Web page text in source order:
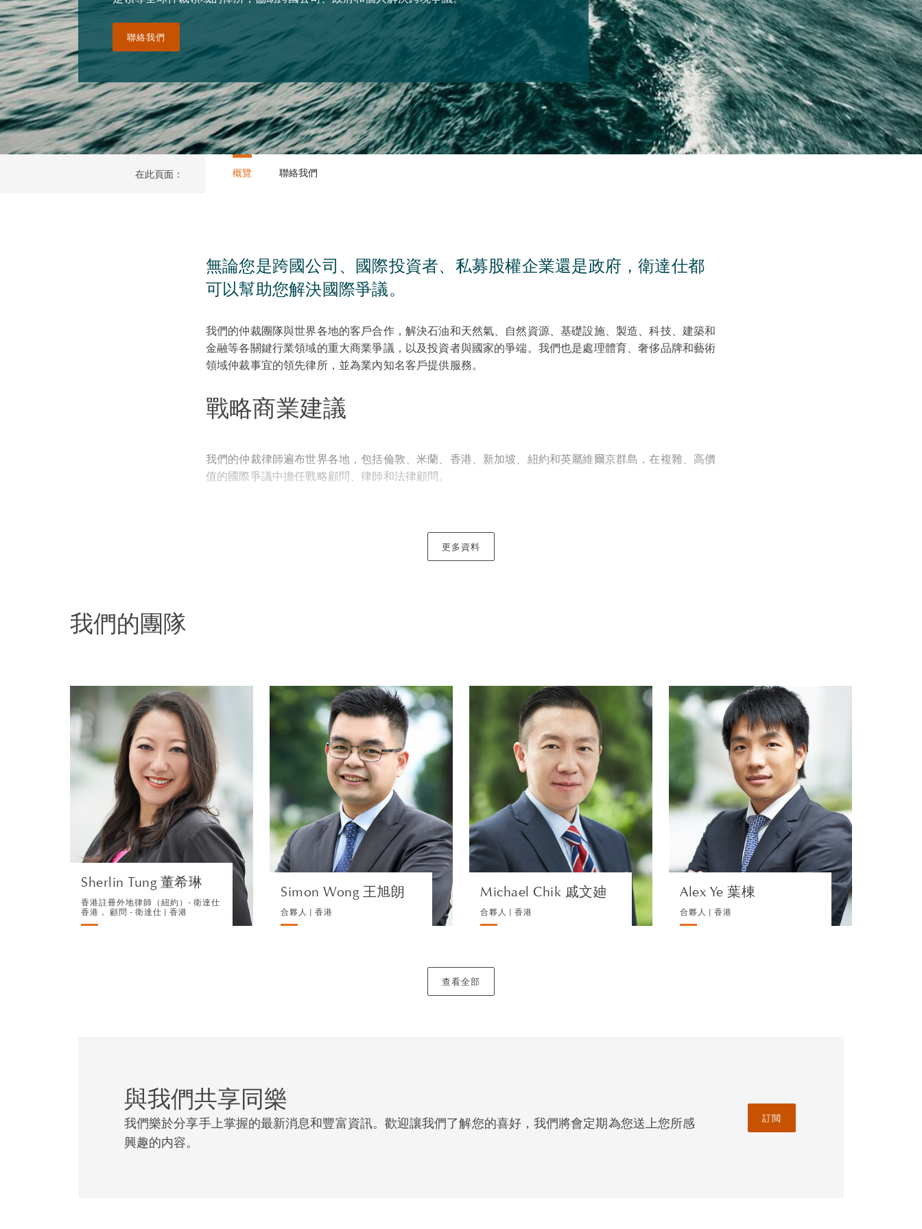
聯絡我們
在此頁面： 概覽 聯絡我們
無論您是跨國公司、國際投資者、私募股權企業還是政府，衛達仕都
可以幫助您解決國際爭議。
我們的仲裁團隊與世界各地的客戶合作，解決石油和天然氣、自然資源、基礎設施、製造、科技、建築和
金融等各關鍵行業領域的重大商業爭議，以及投資者與國家的爭端。我們也是處理體育、奢侈品牌和藝術
領域仲裁事宜的領先律所，並為業內知名客戶提供服務。
戰略商業建議
我們的仲裁律師遍布世界各地，包括倫敦、米蘭、香港、新加坡、紐約和英屬維爾京群島，在複雜、高價
值的國際爭議中擔任戰略顧問、律師和法律顧問。
規則（包括 ICC、LCIA、ICSID、LMAA、UNCITRAL、SIAC、HKIAC、CIETAC、CAM、ICDR 和
SCC）進行的仲裁以及臨時仲裁，跨越歐洲、亞撒哈拉地區的英語系和法語系非洲國家、北非和中東、獨
被法律界公認為「極具策略意識」的律所，衛達仕因自身對國際仲裁程序的掌握而廣受認可。客戶高度評
價我們團隊的專業和超卓的客戶導向服務，以及律師深厚的技術知識和精準的判斷，並讚揚團隊出色的溝
通技巧。
更多資料
我們的團隊
Sherlin Tung 董希琳
香港註冊外地律師（紐約）- 衛達仕
香港， 顧問 - 衛達仕 | 香港
Sherlin Tung 董希
琳
香港註冊外地律師（紐約）-
衛達仕香港， 顧問 - 衛達仕 |
香港
訴訟及仲裁
瀏覽簡介
Simon Wong 王旭朗
合夥人 | 香港
Simon Wong 王旭
朗
合夥人 | 香港
企業
瀏覽簡介
Michael Chik 戚文廸
合夥人 | 香港
Michael Chik 戚文
廸
合夥人 | 香港
訴訟及仲裁
瀏覽簡介
Alex Ye 葉棟
合夥人 | 香港
Alex Ye 葉棟
合夥人 | 香港
訴訟及仲裁
瀏覽簡介
查看全部
與我們共享同樂
我們樂於分享手上掌握的最新消息和豐富資訊。歡迎讓我們了解您的喜好，我們將會定期為您送上您所感
興趣的内容。
訂閲